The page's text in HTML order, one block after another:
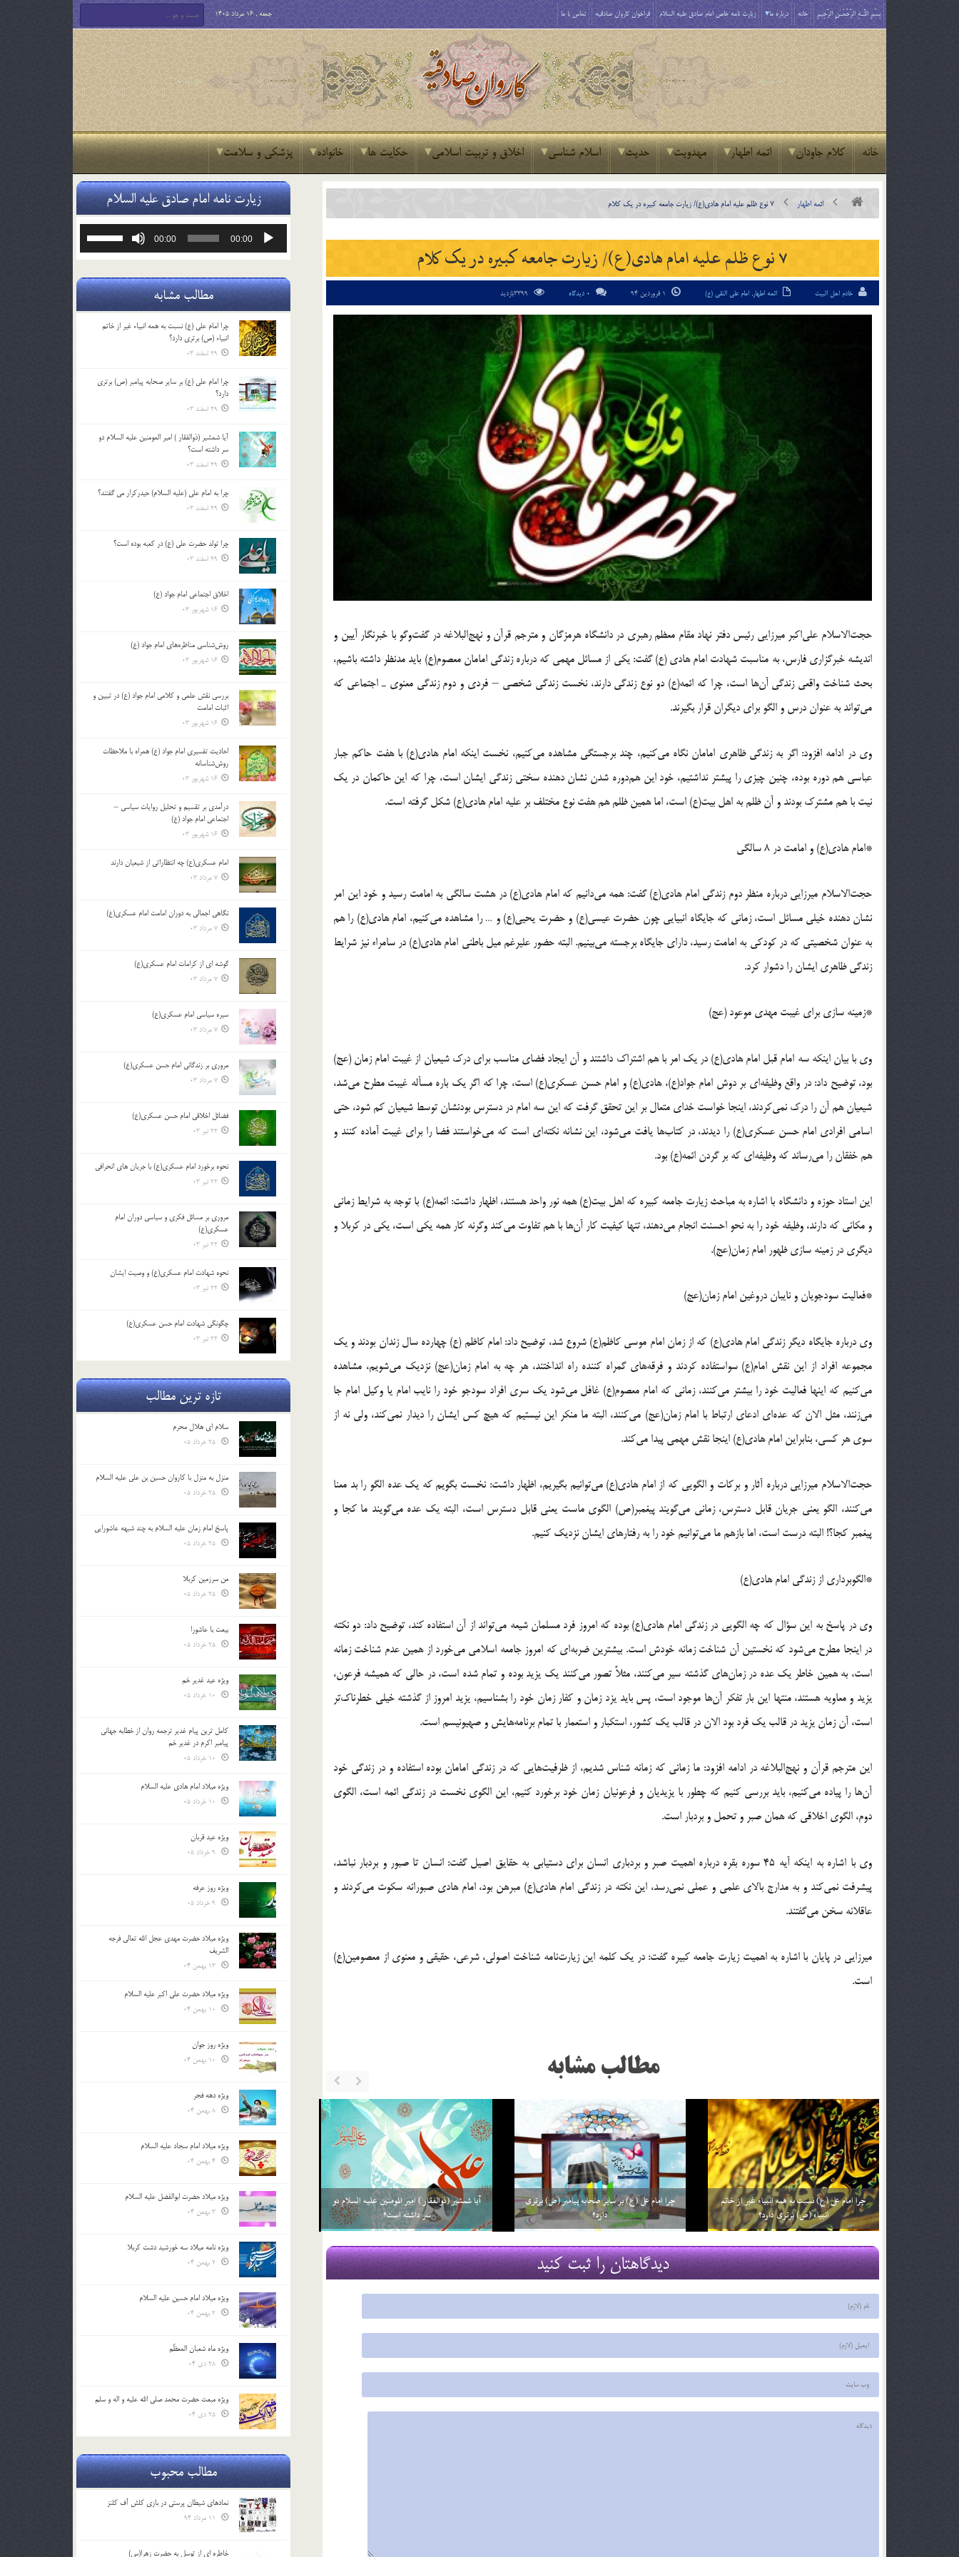
بِسْمِ اللَّـهِ الرَّحْمَـٰنِ الرَّحِيمِ خانه درباره ما زیارت نامه خاص امام صادق علیه السلام فراخوان کاروان صادقیه تماس با ما جمعه , 16 مرداد 1405
خانه کلام جاودان ائمه اطهار مهدویت حدیث اسلام شناسی اخلاق و تربیت اسلامی حکایت ها خانواده پزشکی و سلامت
ائمه اطهار ۷ نوع ظلم علیه امام هادی(ع)/ زیارت جامعه کبیره در یک کلام
۷ نوع ظلم علیه امام هادی(ع)/ زیارت جامعه کبیره در یک کلام
خادم اهل البیت ائمه اطهار, امام علی النقی (ع) 0 دیدگاه
حجت‌الاسلام علی‌اکبر میرزایی رئیس دفتر نهاد مقام معظم رهبری در دانشگاه هرمزگان و مترجم قرآن و نهج‌البلاغه در گفت‌وگو با خبرنگار آیین و
اندیشه خبرگزاری فارس، به مناسبت شهادت امام هادی (ع) گفت: یکی از مسائل مهمی که درباره زندگی امامان معصوم(ع) باید مدنظر داشته باشیم،
بحث شناخت واقعی زندگی آن‌ها است، چرا که ائمه(ع) دو نوع زندگی دارند، نخست زندگی شخصی – فردی و دوم زندگی معنوی ـ اجتماعی که
می‌تواند به عنوان درس و الگو برای دیگران قرار بگیرند.
وی در ادامه افزود: اگر به زندگی ظاهری امامان نگاه می‌کنیم، چند برجستگی مشاهده می‌کنیم، نخست اینکه امام هادی(ع) با هفت حاکم جبار
عباسی هم دوره بوده، چنین چیزی را پیشتر نداشتیم، خود این هم‌دوره شدن نشان دهنده سختی زندگی ایشان است، چرا که این حاکمان در یک
نیت با هم مشترک بودند و آن ظلم به اهل بیت(ع) است، اما همین ظلم هم هفت نوع مختلف بر علیه امام هادی(ع) شکل گرفته است.
*امام هادی(ع) و امامت در 8 سالگی
حجت‌الاسلام میرزایی درباره منظر دوم زندگی امام هادی(ع) گفت: همه می‌دانیم که امام هادی(ع) در هشت سالگی به امامت رسید و خود این امر
نشان دهنده خیلی مسائل است، زمانی که جایگاه انبیایی چون حضرت عیسی(ع) و حضرت یحیی(ع) و … را مشاهده می‌کنیم، امام هادی(ع) را هم
به عنوان شخصیتی که در کودکی به امامت رسید، دارای جایگاه برجسته می‌بینیم. البته حضور علیرغم میل باطنی امام هادی(ع) در سامراء نیز شرایط
زندگی ظاهری ایشان را دشوار کرد.
*زمینه سازی برای غیبت مهدی موعود (عج)
وی با بیان اینکه سه امام قبل امام هادی(ع) در یک امر با هم اشتراک داشتند و آن ایجاد فضای مناسب برای درک شیعیان از غیبت امام زمان (عج)
بود، توضیح داد: در واقع وظیفه‌ای بر دوش امام جواد(ع)، هادی(ع) و امام حسن عسکری(ع) است، چرا که اگر یک باره مسأله غیبت مطرح می‌شد،
شیعیان هم آن را درک نمی‌‌کردند، اینجا خواست خدای متعال بر این تحقق گرفت که این سه امام در دسترس بودنشان توسط شیعیان کم شود، حتی
اسامی افرادی امام حسن عسکری(ع) را دیدند، در کتاب‌ها یافت می‌شود، این نشانه نکته‌ای است که می‌خواستند فضا را برای غیبت آماده کنند و
هم خفقان را می‌رساند که وظیفه‌ای که بر گردن ائمه(ع) بود.
این استاد حوزه و دانشگاه با اشاره به مباحث زیارت جامعه کبیره که اهل بیت(ع) همه نور واحد هستند، اظهار داشت: ائمه(ع) با توجه به شرایط زمانی
و مکانی که دارند، وظیفه خود را به نحو احسنت انجام می‌دهند، تنها کیفیت کار آن‌ها با هم تفاوت می‌کند وگرنه کار همه یکی است، یکی در کربلا و
دیگری در زمینه سازی ظهور امام زمان(عج).
*فعالیت سودجویان و نایبان دروغین امام زمان(عج)
وی درباره جایگاه دیگر زندگی امام هادی(ع) که از زمان امام موسی کاظم(ع) شروع شد، توضیح داد: امام کاظم (ع) چهارده سال زندان بودند و یک
مجموعه افراد از این نقش امام(ع) سواستفاده کردند و فرقه‌های گمراه کننده راه انداختند، هر چه به امام زمان(عج) نزدیک می‌شویم، مشاهده
می‌کنیم که اینها فعالیت خود را بیشتر می‌کنند، زمانی که امام معصوم(ع) غافل می‌شود یک سری افراد سودجو خود را نایب امام یا وکیل امام جا
می‌زنند، مثل الان که عده‌ای ادعای ارتباط با امام زمان(عج) می‌کنند، البته ما منکر این نیستیم که هیچ کس ایشان را دیدار نمی‌کند، ولی نه از
سوی هر کسی، بنابراین امام هادی(ع) اینجا نقش مهمی پیدا می‌کند.
حجت‌الاسلام میرزایی درباره آثار و برکات و الگویی که از امام هادی(ع) می‌توانیم بگیریم، اظهار داشت: نخست بگویم که یک عده الگو را بد معنا
می‌کنند، الگو یعنی جریان قابل دسترس، زمانی می‌گویند پیغمبر(ص) الگوی ماست یعنی قابل دسترس است، البته یک عده می‌گویند ما کجا و
پیغمبر کجا؟! البته درست است، اما بازهم ما می‌توانیم خود را به رفتارهای ایشان نزدیک کنیم.
*الگوبرداری از زندگی امام هادی(ع)
وی در پاسخ به این سؤال که چه الگویی در زندگی امام هادی(ع) بوده که امروز فرد مسلمان شیعه می‌تواند از آن استفاده کند، توضیح داد: دو نکته
در اینجا مطرح می‌شود که نخستین آن شناخت زمانه خودش است. بیشترین ضربه‌ای که امروز جامعه اسلامی می‌خورد از همین عدم شناخت زمانه
است، به همین خاطر یک عده در زمان‌های گذشته سیر می‌کنند، مثلاً تصور می‌کنند یک یزید بوده و تمام شده است، در حالی که همیشه فرعون،
یزید و معاویه هستند، منتها این بار تفکر آن‌ها موجود است، پس باید یزد زمان و کفار زمان خود را بشناسیم، یزید امروز از گذشته خیلی خطرناک‌تر
است، آن زمان یزید در قالب یک فرد بود الان در قالب یک کشور، استکبار و استعمار با تمام برنامه‌هایش و صهیونیسم است.
این مترجم قرآن و نهج‌البلاغه در ادامه افزود: ما زمانی که زمانه شناس شدیم، از ظرفیت‌هایی که در زندگی امامان بوده استفاده و در زندگی خود
آن‌ها را پیاده می‌کنیم، باید بررسی کنیم که چطور با یزیدیان و فرعونیان زمان خود برخورد کنیم، این الگوی نخست در زندگی ائمه است، الگوی
دوم، الگوی اخلاقی که همان صبر و تحمل و بردبار است.
وی با اشاره به اینکه آیه 45 سوره بقره درباره اهمیت صبر و بردباری انسان برای دستیابی به حقایق اصیل گفت: انسان تا صبور و بردبار نباشد،
پیشرفت نمی‌کند و به مدارج بالای علمی و عملی نمی‌رسد، این نکته در زندگی امام هادی(ع) مبرهن بود، امام هادی صبورانه سکوت می‌کردند و
عاقلانه سخن می‌گفتند.
میرزایی در پایان با اشاره به اهمیت زیارت جامعه کبیره گفت: در یک کلمه این زیارت‌نامه شناخت اصولی، شرعی، حقیقی و معنوی از معصومین(ع)
است.
مطالب مشابه
چرا به امام علی (علیه السلام) حیدرکرار می گفتند؟
29 اسفند 03
چرا تولد حضرت علی (ع) در کعبه بوده است؟
29 اسفند 03
اخلاق اجتماعی امام جواد (ع)
16 شهریور 03
دیدگاهتان را ثبت کنید
زیارت نامه امام صادق علیه السلام
پخش‌کننده
00:00
00:00
یا
صدا
کلیدهای
مطالب مشابه
چرا امام علی (ع) نسبت به همه انبیاء غیر از خاتم
انبیاء (ص) برتری دارد؟
29 اسفند 03
چرا امام علی (ع) بر سایر صحابه پیامبر (ص) برتری
دارد؟
29 اسفند 03
آیا شمشیر (ذوالفقار ) امیر المومنین علیه السلام دو
سر داشته است؟
29 اسفند 03
چرا به امام علی (علیه السلام) حیدرکرار می گفتند؟
29 اسفند 03
چرا تولد حضرت علی (ع) در کعبه بوده است؟
29 اسفند 03
اخلاق اجتماعی امام جواد (ع)
16 شهریور 03
روش‌شناسی مناظره‌های امام جواد (ع)
16 شهریور 03
بررسی نقش علمی و کلامی امام جواد (ع) در تبیین و
اثبات امامت
16 شهریور 03
احادیث تفسیری امام جواد (ع) همراه با ملاحظات
روش‌شناسانه
16 شهریور 03
درآمدی بر تقسیم و تحلیل روایات سیاسی –
اجتماعی امام جواد (ع)
16 شهریور 03
امام عسکری(ع) چه انتظاراتی از شیعیان دارند
7 مرداد 03
نگاهی اجمالی به دوران امامت امام عسکری(ع)
7 مرداد 03
گوشه ای از کرامات امام عسکری(ع)
7 مرداد 03
سیره سیاسی امام عسکری(ع)
7 مرداد 03
مروری بر زندگانی امام حسن عسکری(ع)
7 مرداد 03
فضائل اخلاقی امام حسن عسکری(ع)
22 تیر 03
نحوه برخورد امام عسکری(ع) با جریان های انحرافی
22 تیر 03
مروری بر مسائل فکری و سیاسی دوران امام
عسکری(ع)
22 تیر 03
نحوه شهادت امام عسکری(ع) و وصیت ایشان
22 تیر 03
چگونگی شهادت امام حسن عسکری(ع)
22 تیر 03
تازه ترین مطالب
سلام ای هلال محرم
منزل به منزل با کاروان حسین بن علی علیه السلام
پاسخ امام زمان علیه السلام به چند شبهه عاشورایی
من سرزمین کربلا
بیعت با عاشورا
ویژه عید غدیر خم
کامل ترین پیام غدیر ترجمه روان از خطابه جهانی
پیامبر اکرم در غدیر خم
ویژه میلاد امام هادی علیه السلام
ویژه عید قربان
ویژه روز عرفه
ویژه میلاد حضرت مهدی عجل الله تعالی فرجه
الشريف
ویژه میلاد حضرت علی اکبر علیه السلام
ویژه روز جوان
ویژه دهه فجر
ویژه میلاد امام سجاد علیه السلام
ویژه میلاد حضرت ابوالفضل علیه السلام
ویژه نامه میلاد سه خورشید دشت کربلا
ویژه میلاد امام حسین علیه السلام
ویژه ماه شعبان المعظّم
ویژه مبعث حضرت محمد صلی الله علیه و اله و سلم
مطالب محبوب
نمادهای شیطان پرستی در بازی کلش آف کلنز
خاطره ای از توسل به حضرت زهرا(س)